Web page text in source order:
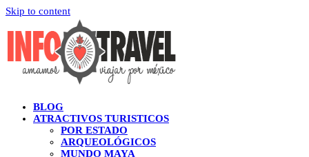
Skip to content
BLOG
ATRACTIVOS TURISTICOS
POR ESTADO
ARQUEOLÓGICOS
MUNDO MAYA